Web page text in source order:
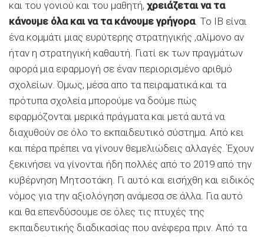
και του γονιού και του μαθητή, χρειάζεται να τα
κάνουμε όλα και να τα κάνουμε γρήγορα. Το ΙΒ είναι
ένα κομμάτι μιας ευρύτερης στρατηγικής ,αλίμονο αν
ήταν η στρατηγική καθαυτή. Γιατί εκ των πραγμάτων
αφορά μια εφαρμογή σε έναν περιορισμένο αριθμό
σχολείων. Όμως, μέσα απο τα πειραματικά και τα
πρότυπα σχολεία μπορούμε να δούμε πώς
εφαρμόζονται μερικά πράγματα και μετά αυτά να
διαχυθούν σε όλο το εκπαιδευτικό σύστημα. Από κει
και πέρα πρέπει να γίνουν θεμελιώδεις αλλαγές. Έχουν
ξεκινήσει να γίνονται ήδη πολλές από το 2019 από την
κυβέρνηση Μητσοτάκη. Γι αυτό και εισήχθη και ειδικός
νόμος για την αξιολόγηση ανάμεσα σε άλλα. Για αυτό
και θα επενδύσουμε σε όλες τις πτυχές της
εκπαιδευτικής διαδικασίας που ανέφερα πριν. Από τα